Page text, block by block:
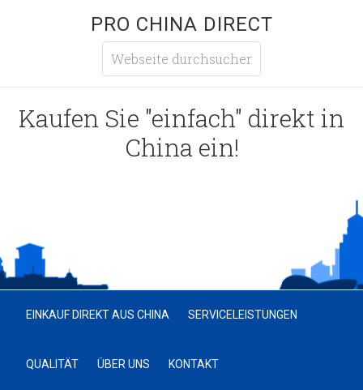
PRO CHINA DIRECT
Kaufen Sie "einfach" direkt in
China ein!
EINKAUF DIREKT AUS CHINA SERVICELEISTUNGEN
QUALITÄT ÜBER UNS KONTAKT